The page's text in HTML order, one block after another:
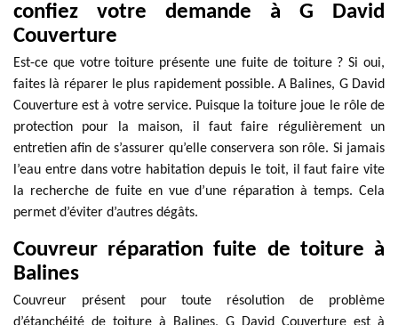
confiez votre demande à G David
Couverture
Est-ce que votre toiture présente une fuite de toiture ? Si oui,
faites là réparer le plus rapidement possible. A Balines, G David
Couverture est à votre service. Puisque la toiture joue le rôle de
protection pour la maison, il faut faire régulièrement un
entretien afin de s’assurer qu’elle conservera son rôle. Si jamais
l’eau entre dans votre habitation depuis le toit, il faut faire vite
la recherche de fuite en vue d’une réparation à temps. Cela
permet d’éviter d’autres dégâts.
Couvreur réparation fuite de toiture à
Balines
Couvreur présent pour toute résolution de problème